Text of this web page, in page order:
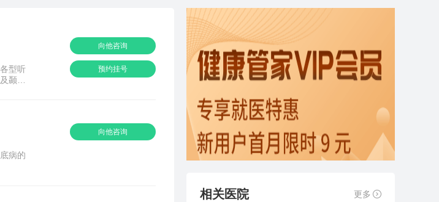
型听
颞骨
向他咨询
预约挂号
病的
向他咨询
相关医院 更多